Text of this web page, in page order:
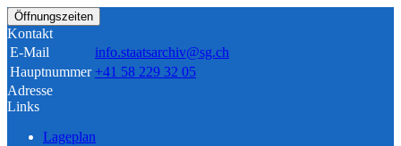
Öffnungszeiten
Kontakt
E-Mail
info.staatsarchiv@sg.ch
Hauptnummer +41 58 229 32 05
Adresse
Links
Lageplan